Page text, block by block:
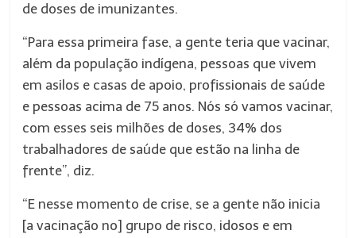
de doses de imunizantes.
“Para essa primeira fase, a gente teria que vacinar,
além da população indígena, pessoas que vivem
em asilos e casas de apoio, profissionais de saúde
e pessoas acima de 75 anos. Nós só vamos vacinar,
com esses seis milhões de doses, 34% dos
trabalhadores de saúde que estão na linha de
frente”, diz.
“E nesse momento de crise, se a gente não inicia
[a vacinação no] grupo de risco, idosos e em